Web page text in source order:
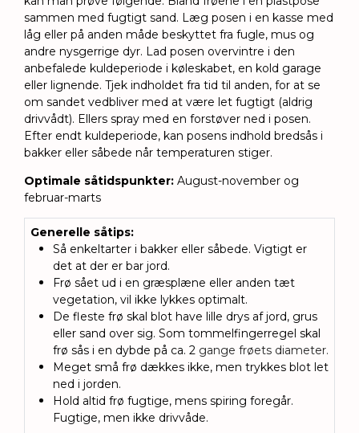
sammen med fugtigt sand. Læg posen i en kasse med
låg eller på anden måde beskyttet fra fugle, mus og
andre nysgerrige dyr. Lad posen overvintre i den
anbefalede kuldeperiode i køleskabet, en kold garage
eller lignende. Tjek indholdet fra tid til anden, for at se
om sandet vedbliver med at være let fugtigt (aldrig
drivvådt). Ellers spray med en forstøver ned i posen.
Efter endt kuldeperiode, kan posens indhold bredsås i
bakker eller såbede når temperaturen stiger.
Optimale såtidspunkter: August-november og
februar-marts
Generelle såtips:
Så enkeltarter i bakker eller såbede. Vigtigt er
det at der er bar jord.
Frø sået ud i en græsplæne eller anden tæt
vegetation, vil ikke lykkes optimalt.
De fleste frø skal blot have lille drys af jord, grus
eller sand over sig. Som tommelfingerregel skal
frø sås i en dybde på ca. 2 gange frøets diameter.
Meget små frø dækkes ikke, men trykkes blot let
ned i jorden.
Hold altid frø fugtige, mens spiring foregår.
Fugtige, men ikke drivvåde.